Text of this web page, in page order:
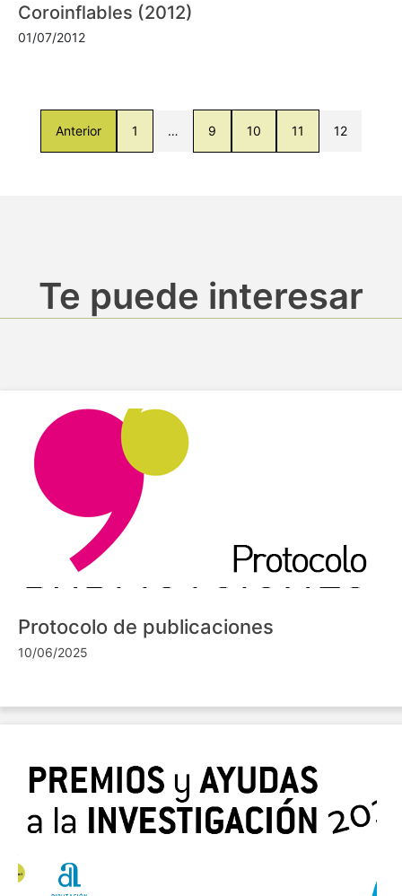
Coroinflables (2012)
01/07/2012
Anterior 1 … 9 10 11 12
Te puede interesar
Protocolo de publicaciones
10/06/2025